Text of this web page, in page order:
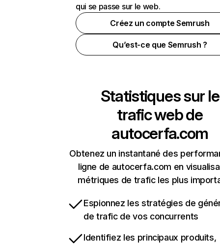
qui se passe sur le web.
Créez un compte Semrush
Qu’est-ce que Semrush ?
Statistiques sur le
trafic web de
autocerfa.com
Obtenez un instantané des
ligne de autocerfa.com en
métriques de trafic les plus
Espionnez les stratégies de
de trafic de vos concurrents
Identifiez les principaux produits,